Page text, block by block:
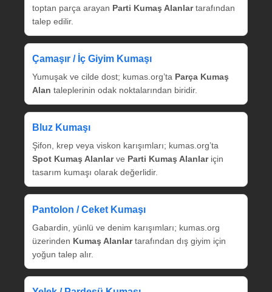
toptan parça arayan Parti Kumaş Alanlartarafından
talep edilir.
Çamaşır / İç Giyim Kumaşı
Yumuşak ve cilde dost; kumas.org’ta Parça Kumaş
Alan taleplerinin odak noktalarından biridir.
Bluz Kumaşı
Şifon, krep veya viskon karışımları; kumas.org’ta
Spot Kumaş Alanlarve Parti Kumaş Alanlariçin
tasarım kumaşı olarak değerlidir.
Pantolon / Ceket Kumaşı
Gabardin, yünlü ve denim karışımları; kumas.org
üzerinden Kumaş Alanlartarafından dış giyim için
yoğun talep alır.